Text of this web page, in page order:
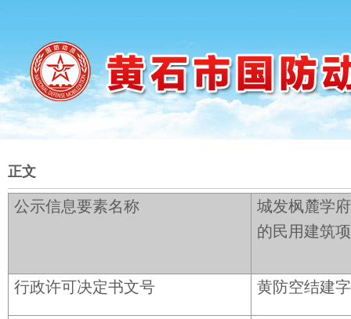
正文
公示信息要素名称
城发枫麓学
的民用建筑
行政许可决定书文号 黄防空结建